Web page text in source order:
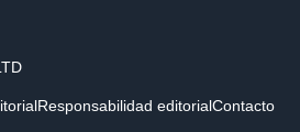
Responsabilidad editorialContacto